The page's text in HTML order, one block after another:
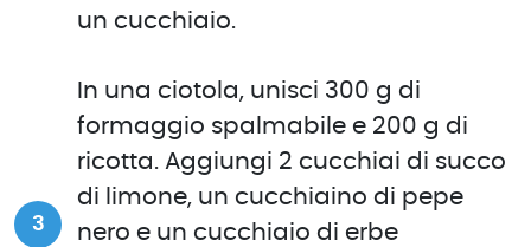
un cucchiaio.
In una ciotola, unisci 300 g di
formaggio spalmabile e 200 g di
ricotta. Aggiungi 2 cucchiai di succo
di limone, un cucchiaino di pepe
nero e un cucchiaio di erbe